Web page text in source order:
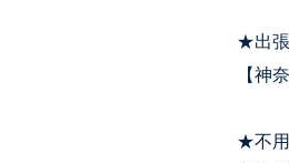
★出
【神
★不用